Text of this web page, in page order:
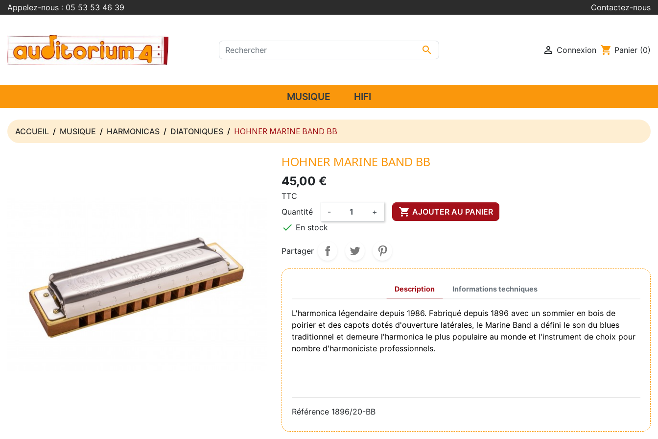
Appelez-nous : 05 53 53 46 39 Contactez-nous
  Connexion shopping_cart Panier (0)
MUSIQUE HIFI
ACCUEIL MUSIQUE HARMONICAS DIATONIQUES HOHNER MARINE BAND BB
HOHNER MARINE BAND BB
45,00 €
TTC
Quantité
- +  AJOUTER AU PANIER
 En stock
Partager
Description Informations techniques
L'harmonica légendaire depuis 1986. Fabriqué depuis 1896 avec un sommier en bois de
poirier et des capots dotés d'ouverture latérales, le Marine Band a défini le son du blues
traditionnel et demeure l'harmonica le plus populaire au monde et l'instrument de choix pour
nombre d'harmoniciste professionnels.
Référence 1896/20-BB